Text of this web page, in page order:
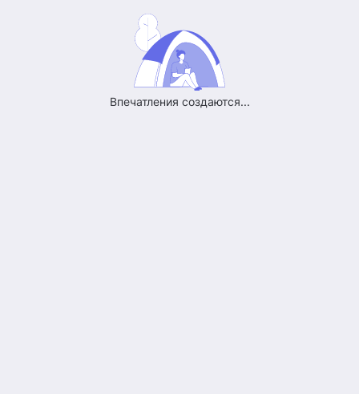
будни новыми незабываемыми впечатлениями!
Впечатления создаются...